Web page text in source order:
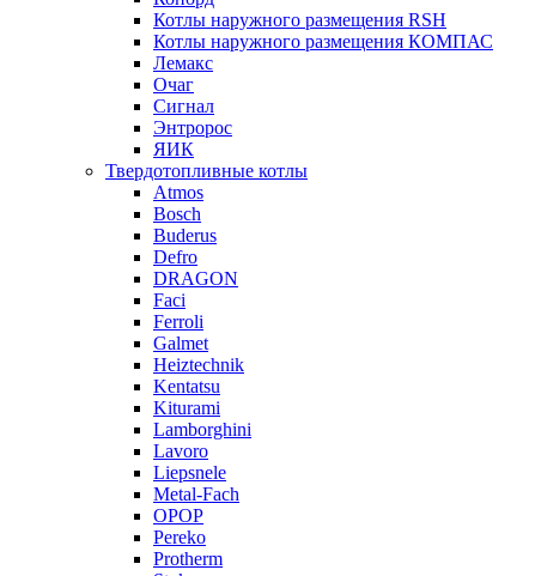
Котлы наружного размещения RSH
Котлы наружного размещения КОМПАС
Лемакс
Очаг
Сигнал
Энтророс
ЯИК
Твердотопливные котлы
Atmos
Bosch
Buderus
Defro
DRAGON
Faci
Ferroli
Galmet
Heiztechnik
Kentatsu
Kiturami
Lamborghini
Lavoro
Liepsnele
Metal-Fach
OPOP
Pereko
Protherm